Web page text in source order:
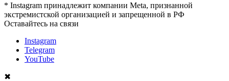
* Instagram принадлежит компании Meta, признанной
экстремистской организацией и запрещенной в РФ
Оставайтесь на связи
Instagram
Telegram
YouTube
✖